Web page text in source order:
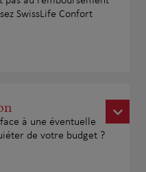
SwissLife Confort
à une éventuelle
de votre budget ?